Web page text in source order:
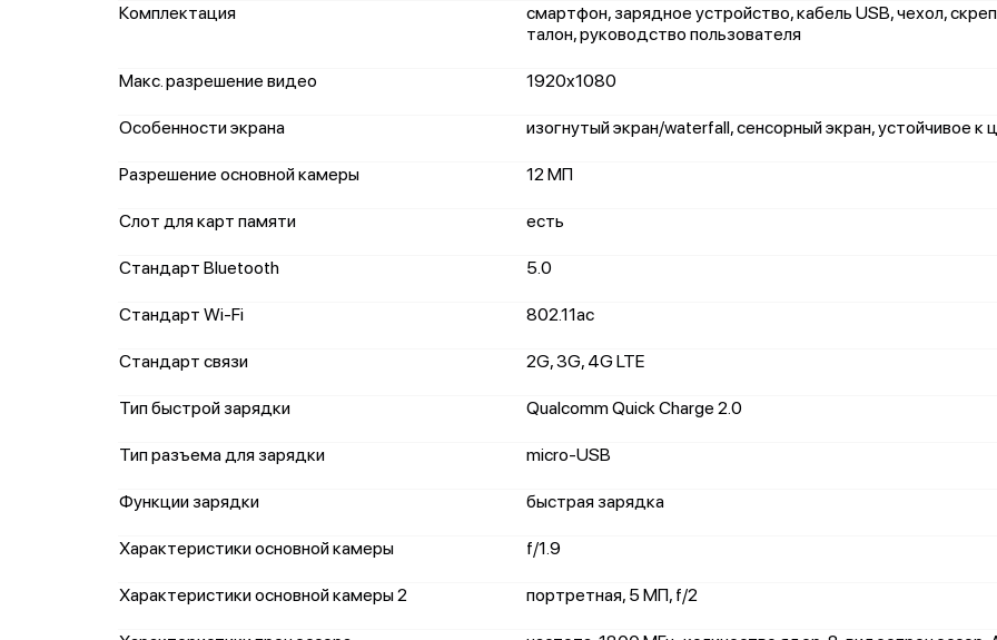
Комплектация
смартфон, зарядное устройство, кабель USB, чехол,
талон, руководство пользователя
Макс. разрешение видео 1920x1080
Особенности экрана изогнутый экран/waterfall, сенсорный экран, устойчивое к
Разрешение основной камеры 12 МП
Слот для карт памяти есть
Стандарт Bluetooth 5.0
Стандарт Wi-Fi 802.11ac
Стандарт связи 2G, 3G, 4G LTE
Тип быстрой зарядки Qualcomm Quick Charge 2.0
Тип разъема для зарядки micro-USB
Функции зарядки быстрая зарядка
Характеристики основной камеры f/1.9
Характеристики основной камеры 2 портретная, 5 МП, f/2